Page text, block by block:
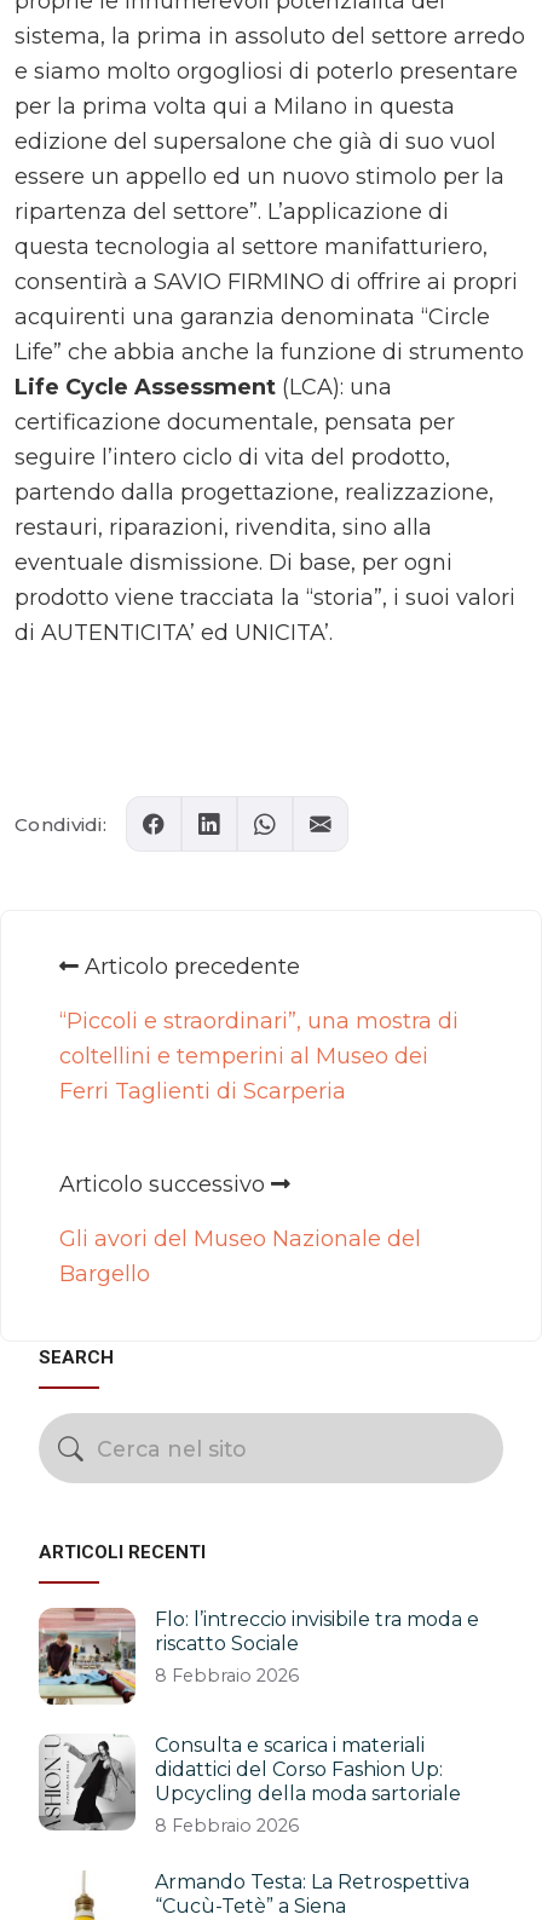
sistema, la prima in assoluto del settore arredo
e siamo molto orgogliosi di poterlo presentare
per la prima volta qui a Milano in questa
edizione del supersalone che già di suo vuol
essere un appello ed un nuovo stimolo per la
ripartenza del settore”. L’applicazione di
questa tecnologia al settore manifatturiero,
consentirà a SAVIO FIRMINO di offrire ai propri
acquirenti una garanzia denominata “Circle
Life” che abbia anche la funzione di strumento
Life Cycle Assessment (LCA): una
certificazione documentale, pensata per
seguire l’intero ciclo di vita del prodotto,
partendo dalla progettazione, realizzazione,
restauri, riparazioni, rivendita, sino alla
eventuale dismissione. Di base, per ogni
prodotto viene tracciata la “storia”, i suoi valori
di AUTENTICITA’ ed UNICITA’.
Condividi:
Articolo precedente
“Piccoli e straordinari”, una mostra di
coltellini e temperini al Museo dei
Ferri Taglienti di Scarperia
Articolo successivo
Gli avori del Museo Nazionale del
Bargello
SEARCH
ARTICOLI RECENTI
Flo: l’intreccio invisibile tra moda e
riscatto Sociale
8 Febbraio 2026
Consulta e scarica i materiali
didattici del Corso Fashion Up:
Upcycling della moda sartoriale
8 Febbraio 2026
Armando Testa: La Retrospettiva
“Cucù-Tetè” a Siena